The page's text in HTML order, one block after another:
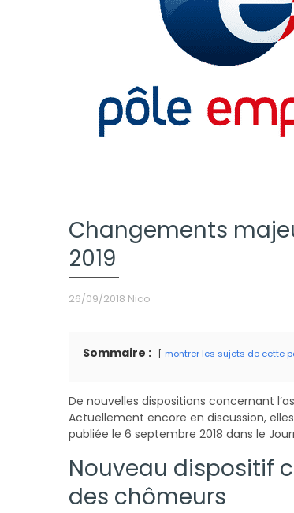
Changements
2019
26/09/2018 Nico
Sommaire : montrer les sujets de cette
De nouvelles dispositions concernant
Actuellement encore en discussion,
publiée le 6 septembre 2018 dans le
Nouveau dispositif
des chômeurs